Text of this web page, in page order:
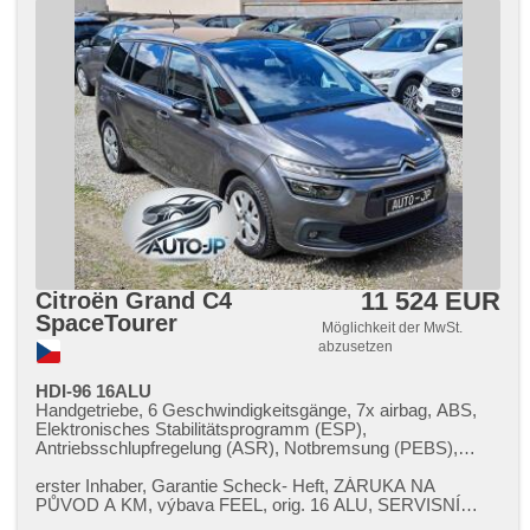
Citroën Grand C4
SpaceTourer
11 524 EUR
Möglichkeit der MwSt.
abzusetzen
HDI-96 16ALU
Handgetriebe, 6 Geschwindigkeitsgänge, 7x airbag, ABS,
Elektronisches Stabilitätsprogramm (ESP),
Antriebsschlupfregelung (ASR), Notbremsung (PEBS),
Tempomat, LED denní svícení, Alufelgen, erfüllt 'EURO VI',
Bordcomputer, hlasové ovládání palubního počítače,
erster Inhaber,​ Garantie Scheck​- Heft,​ ZÁRUKA NA
PŮVOD A KM,​ výbava FEEL,​ orig. 16 ALU,​ SERVISNÍ